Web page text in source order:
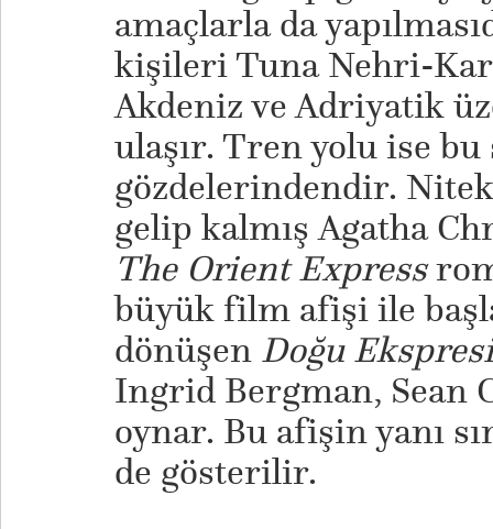
amaçlarla da
kişileri Tuna Nehri-
Akdeniz ve Adriyatik
ulaşır. Tren yolu ise
gözdelerindendir.
gelip kalmış Agatha
The Orient Express
büyük film afişi ile
dönüşen Doğu
Ingrid Bergman, Sean
oynar. Bu afişin yanı
de gösterilir.